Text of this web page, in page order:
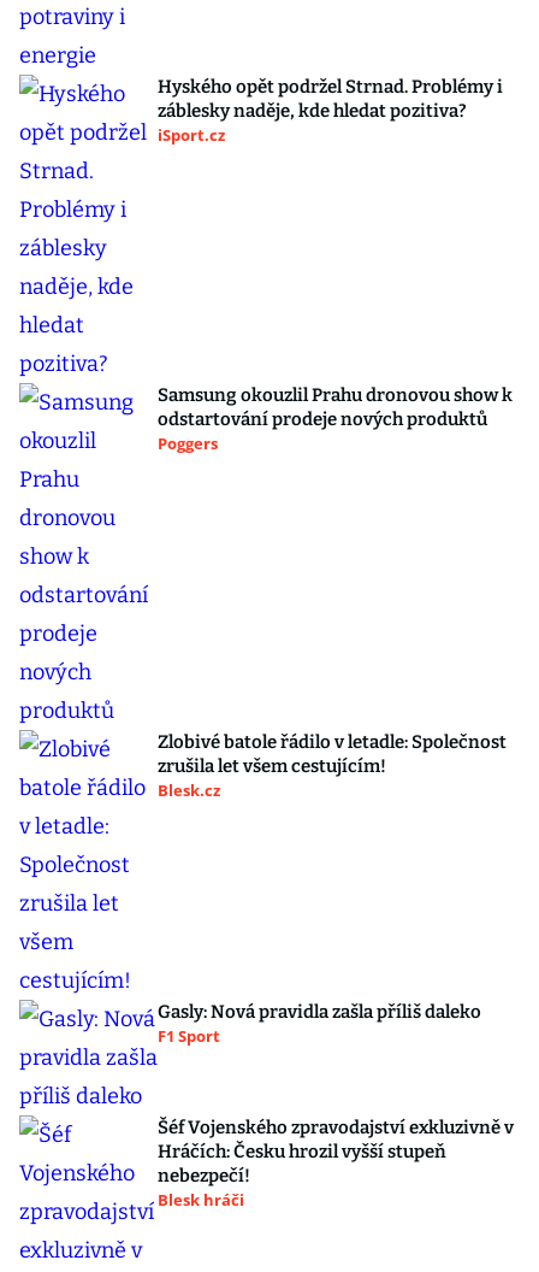
Hyského opět podržel Strnad. Problémy i
záblesky naděje, kde hledat pozitiva?
iSport.cz
Samsung okouzlil Prahu dronovou show k
odstartování prodeje nových produktů
Poggers
Zlobivé batole řádilo v letadle: Společnost
zrušila let všem cestujícím!
Blesk.cz
Gasly: Nová pravidla zašla příliš daleko
F1 Sport
Šéf Vojenského zpravodajství exkluzivně v
Hráčích: Česku hrozil vyšší stupeň
nebezpečí!
Blesk hráči